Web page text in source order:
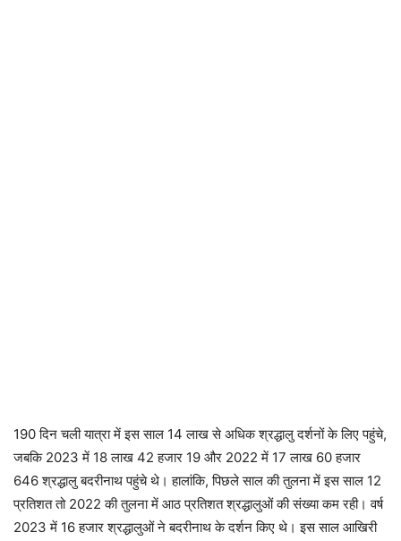
190 दिन चली यात्रा में इस साल 14 लाख से अधिक श्रद्धालु दर्शनों के लिए पहुंचे,
जबकि 2023 में 18 लाख 42 हजार 19 और 2022 में 17 लाख 60 हजार
646 श्रद्धालु बदरीनाथ पहुंचे थे। हालांकि, पिछले साल की तुलना में इस साल 12
प्रतिशत तो 2022 की तुलना में आठ प्रतिशत श्रद्धालुओं की संख्या कम रही। वर्ष
2023 में 16 हजार श्रद्धालुओं ने बदरीनाथ के दर्शन किए थे। इस साल आखिरी